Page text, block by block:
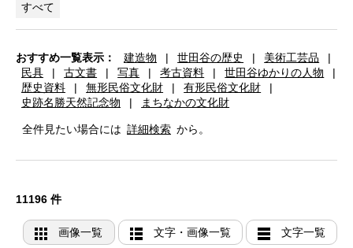
すべて
おすすめ一覧表示： 建造物 | 世田谷の歴史 | 美術工芸品
|
民具
| 古文書 | 写真 | 考古資料 | 世田谷ゆかりの人物
|
歴史資料
| 無形民俗文化財 | 有形民俗文化財
|
史跡名勝天然記念物
| まちなかの文化財
全件見たい場合には 詳細検索 から。
11196 件
画像一覧 文字・画像一覧 文字一覧